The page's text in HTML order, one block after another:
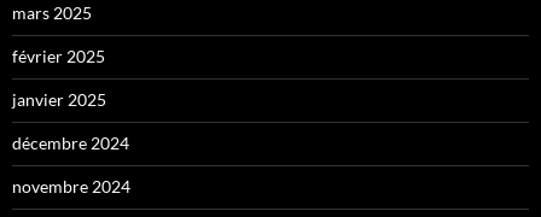
mars 2025
février 2025
janvier 2025
décembre 2024
novembre 2024